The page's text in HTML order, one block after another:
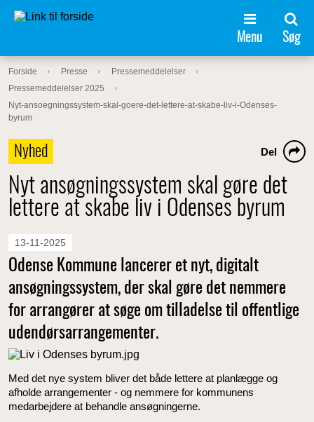
Menu Søg
Forside Presse
Pressemeddelelser
Pressemeddelelser 2025
Nyt-ansoegningssystem-skal-goere-det-lettere-at-skabe-liv-i-Odenses-
byrum
Nyhed
Nyt ansøgningssystem skal gøre det
lettere at skabe liv i Odenses byrum
Del
13-11-2025
Odense Kommune lancerer et nyt, digitalt
ansøgningssystem, der skal gøre det nemmere
for arrangører at søge om tilladelse til offentlige
udendørsarrangementer.
Med det nye system bliver det både lettere at planlægge og
afholde arrangementer - og nemmere for kommunens
medarbejdere at behandle ansøgningerne.